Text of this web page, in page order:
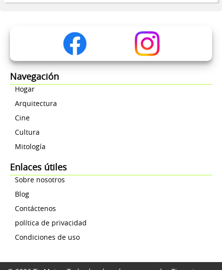
Navegación
Hogar
Arquitectura
Cine
Cultura
Mitología
Enlaces útiles
Sobre nosotros
Blog
Contáctenos
política de privacidad
Condiciones de uso